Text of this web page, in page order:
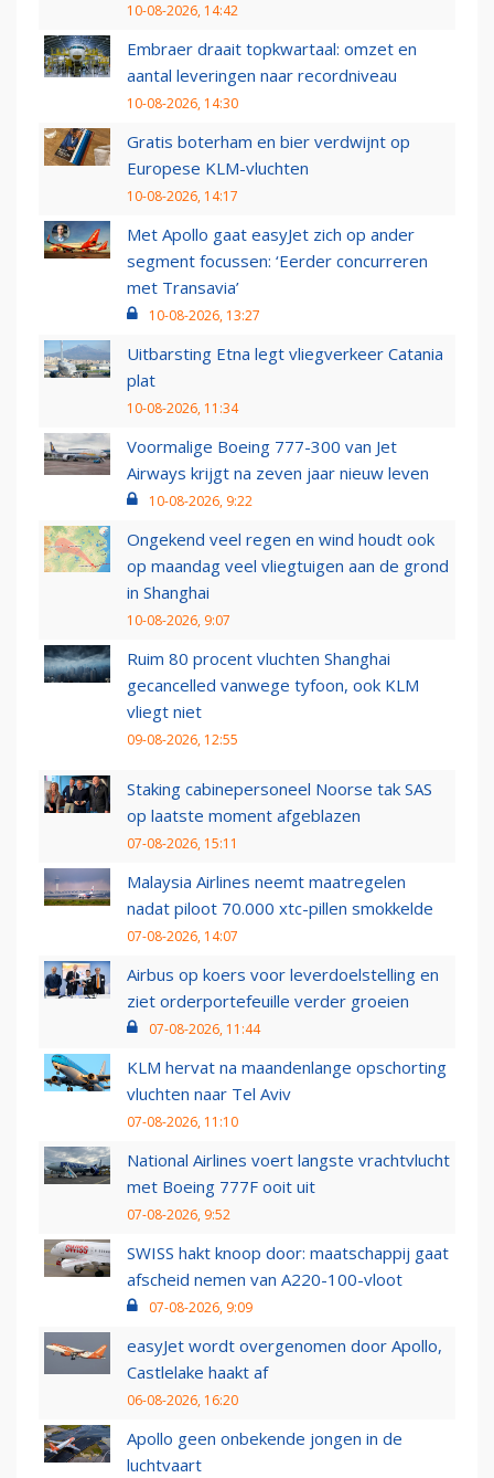
10-08-2026, 14:42
Embraer draait topkwartaal: omzet en
aantal leveringen naar recordniveau
10-08-2026, 14:30
Gratis boterham en bier verdwijnt op
Europese KLM-vluchten
10-08-2026, 14:17
Met Apollo gaat easyJet zich op ander
segment focussen: ‘Eerder concurreren
met Transavia’
10-08-2026, 13:27
Uitbarsting Etna legt vliegverkeer Catania
plat
10-08-2026, 11:34
Voormalige Boeing 777-300 van Jet
Airways krijgt na zeven jaar nieuw leven
10-08-2026, 9:22
Ongekend veel regen en wind houdt ook
op maandag veel vliegtuigen aan de grond
in Shanghai
10-08-2026, 9:07
Ruim 80 procent vluchten Shanghai
gecancelled vanwege tyfoon, ook KLM
vliegt niet
09-08-2026, 12:55
Staking cabinepersoneel Noorse tak SAS
op laatste moment afgeblazen
07-08-2026, 15:11
Malaysia Airlines neemt maatregelen
nadat piloot 70.000 xtc-pillen smokkelde
07-08-2026, 14:07
Airbus op koers voor leverdoelstelling en
ziet orderportefeuille verder groeien
07-08-2026, 11:44
KLM hervat na maandenlange opschorting
vluchten naar Tel Aviv
07-08-2026, 11:10
National Airlines voert langste vrachtvlucht
met Boeing 777F ooit uit
07-08-2026, 9:52
SWISS hakt knoop door: maatschappij gaat
afscheid nemen van A220-100-vloot
07-08-2026, 9:09
easyJet wordt overgenomen door Apollo,
Castlelake haakt af
06-08-2026, 16:20
Apollo geen onbekende jongen in de
luchtvaart